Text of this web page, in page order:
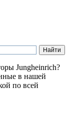
Jungheinrich?
в нашей
по всей